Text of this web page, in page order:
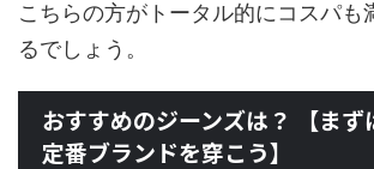
こちらの方がトータル的にコスパも
るでしょう。
おすすめのジーンズは？ 【まず
定番ブランドを穿こう】